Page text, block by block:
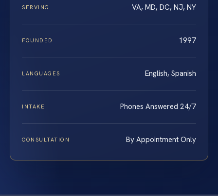
SERVING VA, MD, DC, NJ, NY
FOUNDED 1997
LANGUAGES English, Spanish
INTAKE Phones Answered 24/7
CONSULTATION By Appointment Only